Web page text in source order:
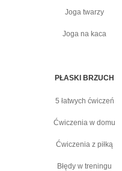
Joga twarzy
Joga na kaca
PŁASKI BRZUCH
5 łatwych ćwiczeń
Ćwiczenia w domu
Ćwiczenia z piłką
Błędy w treningu